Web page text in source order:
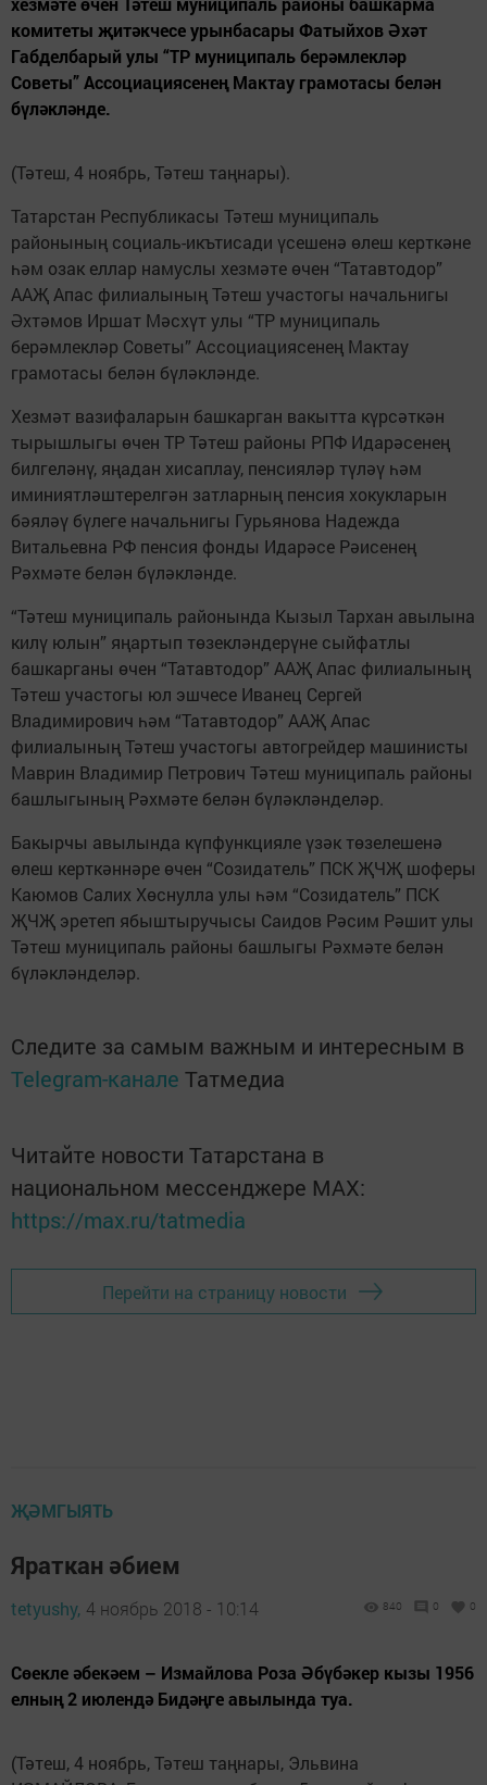
комитеты җитәкчесе урынбасары Фатыйхов Әхәт
Габделбарый улы “ТР муниципаль берәмлекләр
Советы” Ассоциациясенең Мактау грамотасы белән
бүләкләнде.
(Тәтеш, 4 ноябрь, Тәтеш таңнары).
Татарстан Республикасы Тәтеш муниципаль
районының социаль-икътисади үсешенә өлеш керткәне
һәм озак еллар намуслы хезмәте өчен “Тат­автодор”
ААҖ Апас филиалының Тәтеш учас­тогы начальнигы
Әхтәмов Иршат Мәсхүт улы “ТР муниципаль
берәмлекләр Советы” Ассоциациясенең Мактау
грамотасы белән бүләкләнде.
Хезмәт вазифаларын башкарган вакытта күрсәткән
тырышлыгы өчен ТР Тәтеш районы РПФ Идарәсенең
билгеләнү, яңадан хисаплау, пенсияләр түләү һәм
иминиятләштерелгән затларның пенсия хокукларын
бәяләү бүлеге начальнигы Гурьянова Надежда
Витальевна РФ пенсия фонды Идарәсе Рәисенең
Рәхмәте белән бүләкләнде.
“Тәтеш муниципаль районында Кызыл Тархан авылына
килү юлын” яңартып төзекләндерүне сыйфатлы
башкарганы өчен “Татавтодор” ААҖ Апас филиалының
Тәтеш участогы юл эшчесе Иванец Сергей
Владимирович һәм “Татавтодор” ААҖ Апас
филиалының Тәтеш участогы автогрейдер машинисты
Маврин Владимир Петрович Тәтеш муниципаль районы
башлыгының Рәхмәте белән бүләкләнделәр.
Бакырчы авылында күпфункцияле үзәк төзелешенә
өлеш керткәннәре өчен “Созидатель” ПСК ҖЧҖ шоферы
Каюмов Салих Хөснулла улы һәм “Созидатель” ПСК
ҖЧҖ эретеп ябыштыручысы Саи­дов Рәсим Рәшит улы
Тәтеш муниципаль районы башлыгы Рәхмәте белән
бүләкләнделәр.
Следите за самым важным и интересным в
Telegram-канале Татмедиа
Читайте новости Татарстана в
национальном мессенджере MАХ:
https://max.ru/tatmedia
Перейти на страницу новости
ҖӘМГЫЯТЬ
Яраткан әбием
tetyushy, 4 ноябрь 2018 - 10:14 840 0 0
Сөекле әбекәем – Измайлова Роза Әбүбәкер кызы 1956
елның 2 июлендә Бидәңге авылында туа.
(Тәтеш, 4 ноябрь, Тәтеш таңнары, Эльвина